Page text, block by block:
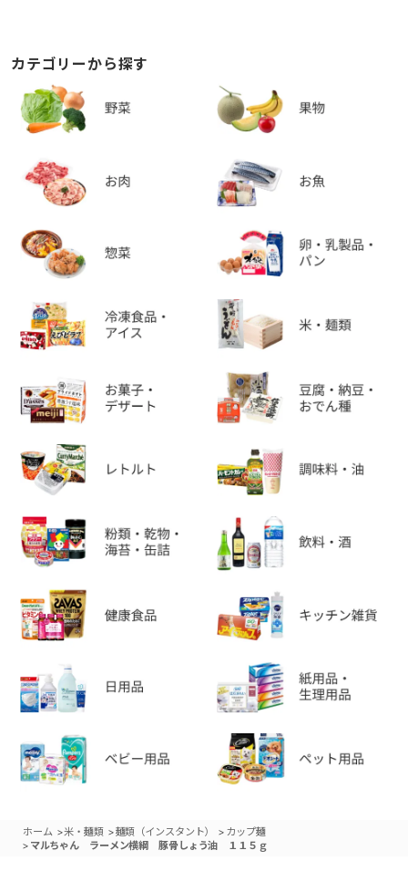
カテゴリーから探す
ホーム >米・麺類 >麺類（インスタント） > カップ麺
> マルちゃん ラーメン横綱 豚骨しょう油 １１５ｇ